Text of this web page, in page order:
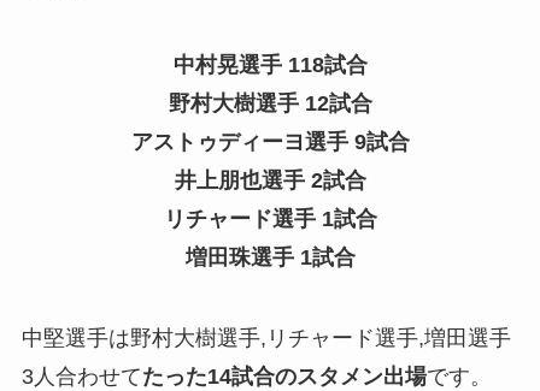
中村晃選手 118試合
野村大樹選手 12試合
アストゥディーヨ選手 9試合
井上朋也選手 2試合
リチャード選手 1試合
増田珠選手 1試合
中堅選手は野村大樹選手,リチャード選手,増田選手
3人合わせてたった14試合のスタメン出場です。